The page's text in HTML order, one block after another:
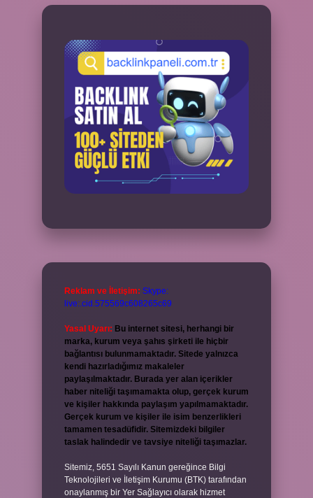
Reklam ve İletişim: Skype:
live:.cid.575569c608265c69
Yasal Uyarı: Bu internet sitesi, herhangi bir
marka, kurum veya şahıs şirketi ile hiçbir
bağlantısı bulunmamaktadır. Sitede yalnızca
kendi hazırladığımız makaleler
paylaşılmaktadır. Burada yer alan içerikler
haber niteliği taşımamakta olup, gerçek kurum
ve kişiler hakkında paylaşım yapılmamaktadır.
Gerçek kurum ve kişiler ile isim benzerlikleri
tamamen tesadüfidir. Sitemizdeki bilgiler
taslak halindedir ve tavsiye niteliği taşımazlar.
Sitemiz, 5651 Sayılı Kanun gereğince Bilgi
Teknolojileri ve İletişim Kurumu (BTK) tarafından
onaylanmış bir Yer Sağlayıcı olarak hizmet